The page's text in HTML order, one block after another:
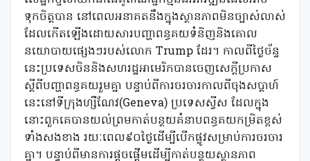
ទុកចិត្តបាន នៅពេលអនាគតនឹងក្នុងស្ថានភាពមិនច្បាស់លាស់
ដែលកើតឡើងដោយសារបញ្ហាពន្ធគយទំនិញនិងគោល
នយោបាយផ្សេងៗរបស់លោក Trump ដែរ។ កាលពីថ្ងៃច័ន្ទ
នេះប្រទេសចិននិងសហរដ្ឋអាមេរិកបានចេញសេក្ដីប្រកាស
ស្ដីពីបញ្ហាពន្ធគយរួមគ្នា បន្ទាប់ពីការចរចារកាលពីចុងសប្តាហ៍
នេះនៅទីក្រុងហ្សឺណែវ(Geneva) ប្រទេសស្វីស ដែលក្នុង
នោះពួកគេបានយល់ព្រមកាត់បន្ថយគំនាបពន្ធគយកម្រិតខ្ពស់
ទាំងសងខាង រយៈពេល៩០ថ្ងៃដើម្បីបើកផ្លូវសម្រាប់ការចរចារ
គ្នា។ បន្ទាប់ពីមានការផ្ដួចផ្ដើមដើម្បីកាត់បន្ថយស្ថានភាព